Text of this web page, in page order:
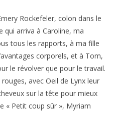
Rockefeler, colon dans le
qui arriva à Caroline, ma
tous les rapports, à ma fille
corporels, et à Tom,
le révolver que pour le travail.
avec Oeil de Lynx leur
sur la tête pour mieux
« Petit coup sûr », Myriam